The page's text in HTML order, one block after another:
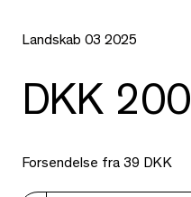
Landskab 03 2025
DKK 200
Forsendelse fra 39 DKK